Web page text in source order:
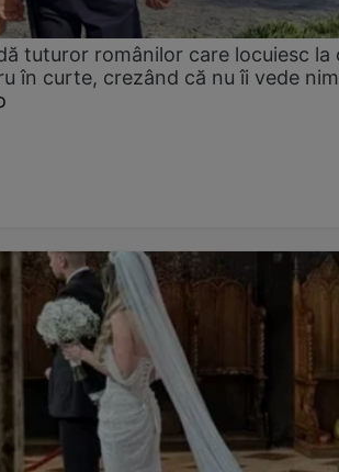
tuturor românilor care locuiesc la
în curte, crezând că nu îi vede